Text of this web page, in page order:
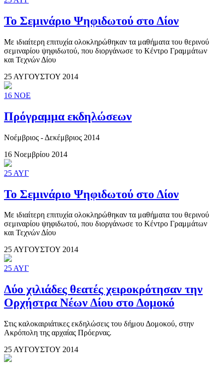
Το Σεμινάριο Ψηφιδωτού στο Δίον
Με ιδιαίτερη επιτυχία ολοκληρώθηκαν τα μαθήματα του θερινού
σεμιναρίου ψηφιδωτού, που διοργάνωσε το Κέντρο Γραμμάτων
και Τεχνών Δίου
25 ΑΥΓΟΥΣΤΟΥ 2014
16 ΝΟΕ
Πρόγραμμα εκδηλώσεων
Νοέμβριος - Δεκέμβριος 2014
16 Νοεμβρίου 2014
25 ΑΥΓ
Το Σεμινάριο Ψηφιδωτού στο Δίον
Με ιδιαίτερη επιτυχία ολοκληρώθηκαν τα μαθήματα του θερινού
σεμιναρίου ψηφιδωτού, που διοργάνωσε το Κέντρο Γραμμάτων
και Τεχνών Δίου
25 ΑΥΓΟΥΣΤΟΥ 2014
25ΑΥΓ
Δύο χιλιάδες θεατές χειροκρότησαν την
Ορχήστρα Νέων Δίου στο Δομοκό
Στις καλοκαιριάτικες εκδηλώσεις του δήμου Δομοκού, στην
Ακρόπολη της αρχαίας Πρόερνας.
25 ΑΥΓΟΥΣΤΟΥ 2014